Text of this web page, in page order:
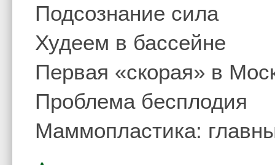
Подсознание сила
Худеем в бассейне
Первая «скорая» в
Проблема бесплодия
Маммопластика: